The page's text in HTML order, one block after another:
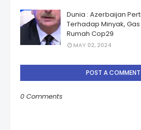
Dunia : Azerbaijan
Terhadap Minyak,
Rumah Cop29
MAY 02, 2024
POST A COMMENT
0 Comments